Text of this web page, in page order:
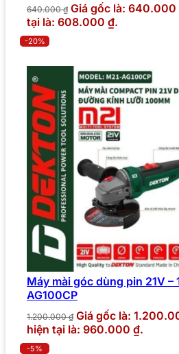
640.000₫ Giá gốc là: 640.000
tại là: 608.000 ₫.
-20%
Máy mài góc dùng pin 21V
AG100CP
1.200.000₫ Giá gốc là:
hiện tại là: 960.000 ₫.
-5%